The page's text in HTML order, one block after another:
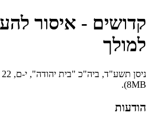
קדושים - איסור
למולך
ניסן תשע"ד, ביה"כ "בית יהודה", י-ם, 22 דקות.
8MB).
הודעות